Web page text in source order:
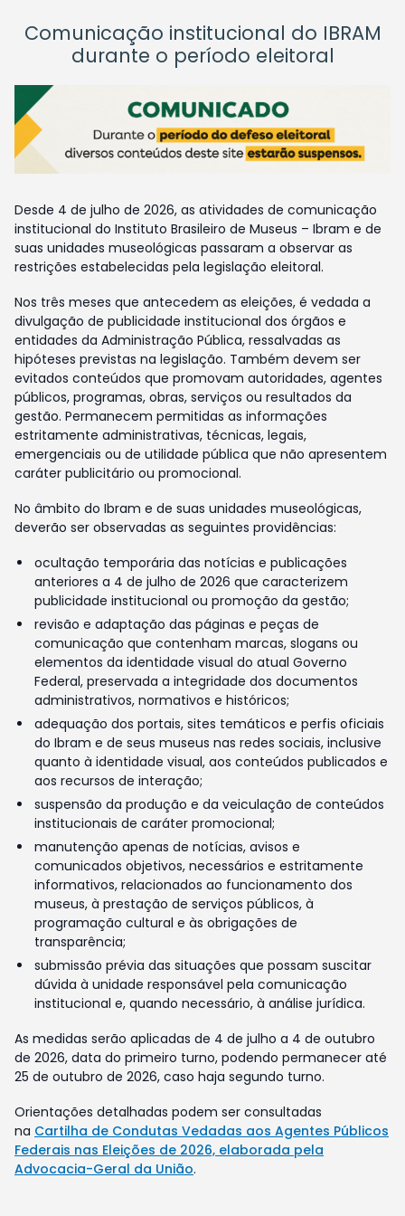
Comunicação institucional do IBRAM
durante o período eleitoral
Desde 4 de julho de 2026, as atividades de comunicação
institucional do Instituto Brasileiro de Museus – Ibram e de
suas unidades museológicas passaram a observar as
restrições estabelecidas pela legislação eleitoral.
Nos três meses que antecedem as eleições, é vedada a
divulgação de publicidade institucional dos órgãos e
entidades da Administração Pública, ressalvadas as
hipóteses previstas na legislação. Também devem ser
evitados conteúdos que promovam autoridades, agentes
públicos, programas, obras, serviços ou resultados da
gestão. Permanecem permitidas as informações
estritamente administrativas, técnicas, legais,
emergenciais ou de utilidade pública que não apresentem
caráter publicitário ou promocional.
No âmbito do Ibram e de suas unidades museológicas,
deverão ser observadas as seguintes providências:
ocultação temporária das notícias e publicações
anteriores a 4 de julho de 2026 que caracterizem
publicidade institucional ou promoção da gestão;
revisão e adaptação das páginas e peças de
comunicação que contenham marcas, slogans ou
elementos da identidade visual do atual Governo
Federal, preservada a integridade dos documentos
administrativos, normativos e históricos;
adequação dos portais, sites temáticos e perfis oficiais
do Ibram e de seus museus nas redes sociais, inclusive
quanto à identidade visual, aos conteúdos publicados e
aos recursos de interação;
suspensão da produção e da veiculação de conteúdos
institucionais de caráter promocional;
manutenção apenas de notícias, avisos e
comunicados objetivos, necessários e estritamente
informativos, relacionados ao funcionamento dos
museus, à prestação de serviços públicos, à
programação cultural e às obrigações de
transparência;
submissão prévia das situações que possam suscitar
dúvida à unidade responsável pela comunicação
institucional e, quando necessário, à análise jurídica.
As medidas serão aplicadas de 4 de julho a 4 de outubro
de 2026, data do primeiro turno, podendo permanecer até
25 de outubro de 2026, caso haja segundo turno.
Orientações detalhadas podem ser consultadas
na Cartilha de Condutas Vedadas aos Agentes Públicos
Federais nas Eleições de 2026, elaborada pela
Advocacia-Geral da União.